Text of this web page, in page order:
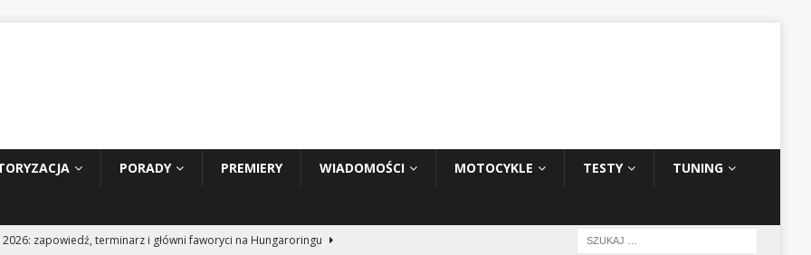
PORADY PREMIERY WIADOMOŚCI MOTOCYKLE TESTY TUNING
2026: zapowiedź, terminarz i główni faworyci na Hungaroringu